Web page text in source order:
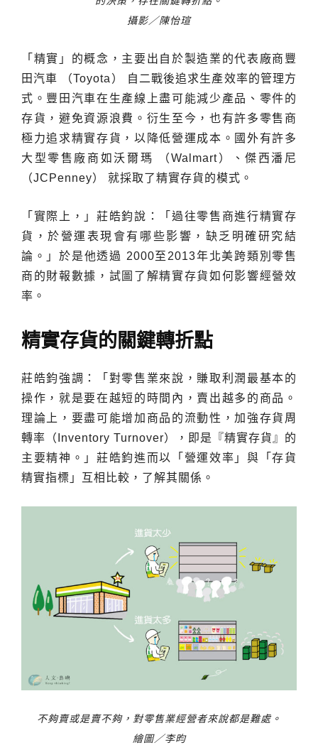
攝影／陳怡瑄
「精實」的概念，主要出自於製造業的代表廠商豐
田汽車 （Toyota） 自二戰後追求生產效率的管理方
式。豐田汽車在生產線上盡可能減少產品、零件的
存貨，避免資源浪費。衍生至今，也有許多零售商
極力追求精實存貨，以降低營運成本。國外有許多
大型零售廠商如沃爾瑪 （Walmart）、傑西潘尼
（JCPenney） 就採取了精實存貨的模式。
「實際上，」莊皓鈞說：「過往零售商進行精實存
貨，於營運表現會有哪些影響，缺乏明確研究結
論。」於是他透過 2000至2013年北美跨類別零售
商的財報數據，試圖了解精實存貨如何影響經營效
率。
精實存貨的關鍵轉折點
莊皓鈞強調：「對零售業來說，賺取利潤最基本的
操作，就是要在越短的時間內，賣出越多的商品。
理論上，要盡可能增加商品的流動性，加強存貨周
轉率（Inventory Turnover），即是『精實存貨』的
主要精神。」莊皓鈞進而以「營運效率」與「存貨
精實指標」互相比較，了解其關係。
不夠賣或是賣不夠，對零售業經營者來說都是難處。
繪圖／李昀